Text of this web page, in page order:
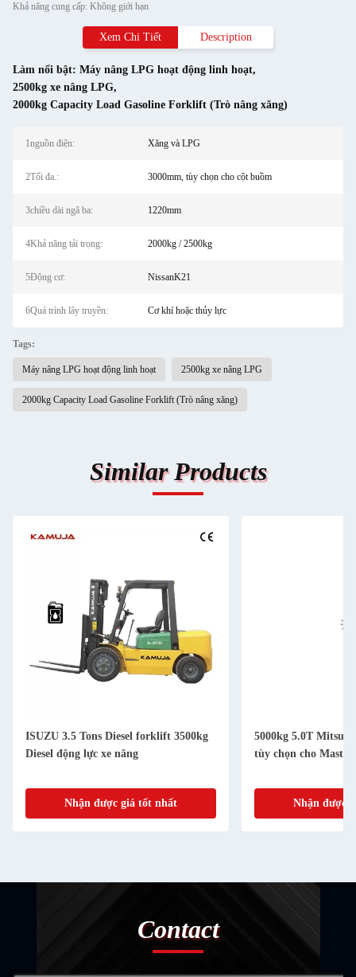
Khả năng cung cấp: Không giới hạn
Xem Chi Tiết Description
Làm nổi bật: Máy nâng LPG hoạt động linh hoạt,
2500kg xe nâng LPG,
2000kg Capacity Load Gasoline Forklift (Trò nâng xăng)
1nguồn điện: Xăng và LPG
2Tối đa.: 3000mm, tùy chọn cho cột buồm
3chiều dài ngã ba: 1220mm
4Khả năng tải trọng: 2000kg / 2500kg
5Động cơ: NissanK21
6Quá trình lây truyền: Cơ khí hoặc thủy lực
Tags:
Máy nâng LPG hoạt động linh hoạt 2500kg xe nâng LPG
2000kg Capacity Load Gasoline Forklift (Trò nâng xăng)
Similar Products
ISUZU 3.5 Tons Diesel forklift 3500kg
Diesel động lực xe nâng
Nhận được giá tốt nhất
5000kg 5.0T
tùy chọn cho Mast
Nhận được
Contact